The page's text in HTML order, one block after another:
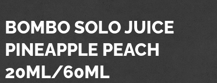
BOMBO SOLO JUICE
PINEAPPLE PEACH
20ML/60ML